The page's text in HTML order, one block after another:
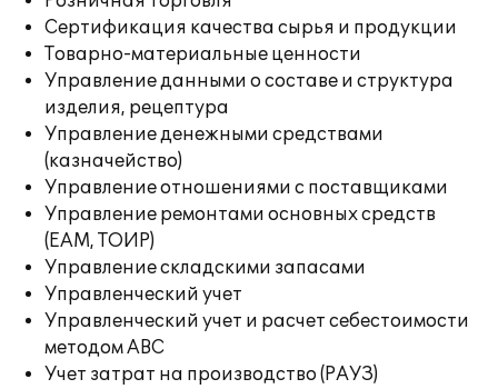
Сертификация качества сырья и продукции
Товарно-материальные ценности
Управление данными о составе и структура
изделия, рецептура
Управление денежными средствами
(казначейство)
Управление отношениями с поставщиками
Управление ремонтами основных средств
(EAM, ТОИР)
Управление складскими запасами
Управленческий учет
Управленческий учет и расчет себестоимости
методом ABC
Учет затрат на производство (РАУЗ)